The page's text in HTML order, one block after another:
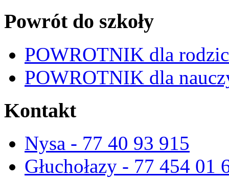
Powrót do szkoły
POWROTNIK dla
POWROTNIK dla
Kontakt
Nysa - 77 40 93 915
Głuchołazy - 77 454 01